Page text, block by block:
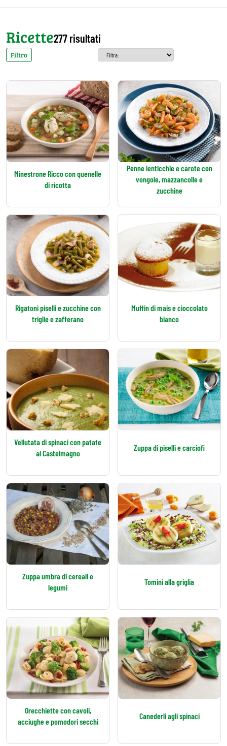
Ricette277 risultati
Filtro
Minestrone Ricco con quenelle
di ricotta
Penne lenticchie e carote con
vongole, mazzancolle e
zucchine
Rigatoni piselli e zucchine con
triglie e zafferano
Muffin di mais e cioccolato
bianco
Vellutata di spinaci con patate
al Castelmagno
Zuppa di piselli e carciofi
Zuppa umbra di cereali e
legumi
Tomini alla griglia
Orecchiette con cavoli,
acciughe e pomodori secchi
Canederli agli spinaci